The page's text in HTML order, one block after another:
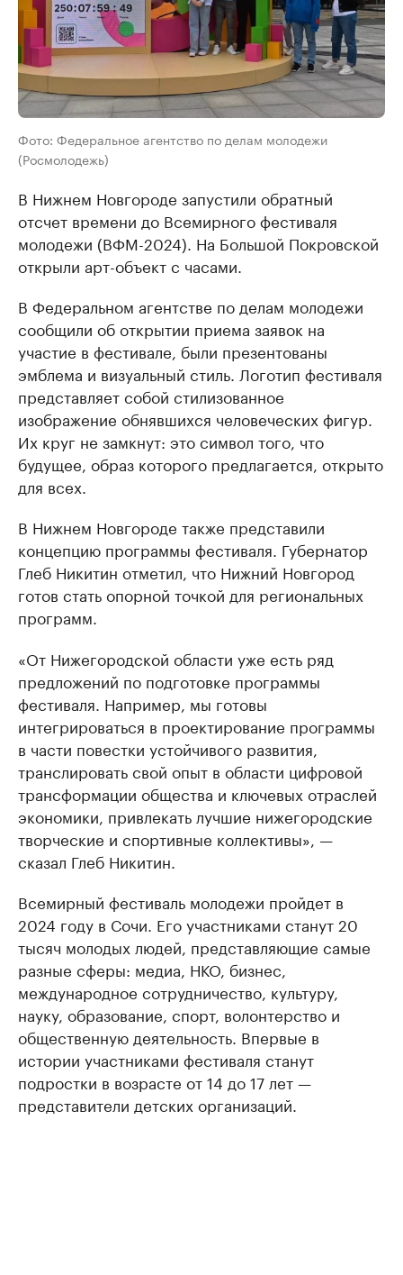
Фото: Федеральное агентство по делам молодежи
(Росмолодежь)
В Нижнем Новгороде запустили обратный
отсчет времени до Всемирного фестиваля
молодежи (ВФМ-2024). На Большой Покровской
открыли арт-объект с часами.
В Федеральном агентстве по делам молодежи
сообщили об открытии приема заявок на
участие в фестивале, были презентованы
эмблема и визуальный стиль. Логотип фестиваля
представляет собой стилизованное
изображение обнявшихся человеческих фигур.
Их круг не замкнут: это символ того, что
будущее, образ которого предлагается, открыто
для всех.
В Нижнем Новгороде также представили
концепцию программы фестиваля. Губернатор
Глеб Никитин отметил, что Нижний Новгород
готов стать опорной точкой для региональных
программ.
«От Нижегородской области уже есть ряд
предложений по подготовке программы
фестиваля. Например, мы готовы
интегрироваться в проектирование программы
в части повестки устойчивого развития,
транслировать свой опыт в области цифровой
трансформации общества и ключевых отраслей
экономики, привлекать лучшие нижегородские
творческие и спортивные коллективы», —
сказал Глеб Никитин.
Всемирный фестиваль молодежи пройдет в
2024 году в Сочи. Его участниками станут 20
тысяч молодых людей, представляющие самые
разные сферы: медиа, НКО, бизнес,
международное сотрудничество, культуру,
науку, образование, спорт, волонтерство и
общественную деятельность. Впервые в
истории участниками фестиваля станут
подростки в возрасте от 14 до 17 лет —
представители детских организаций.